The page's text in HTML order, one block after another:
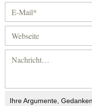
Ihre Argumente,